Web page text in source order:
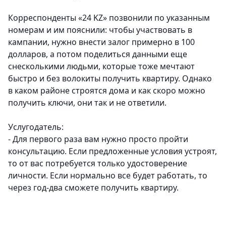
Корреспонденты «24 KZ» позвонили по указанным
номерам и им пояснили: чтобы участвовать в
кампании, нужно внести залог примерно в 100
долларов, а потом поделиться данными еще
cнесколькими людьми, которые тоже мечтают
быстро и без волокиты получить квартиру. Однако
в каком районе строятся дома и как скоро можно
получить ключи, они так и не ответили.
Услугодатель:
- Для первого раза вам нужно просто пройти
консультацию. Если предложенные условия устроят,
то от вас потребуется только удостоверение
личности. Если нормально все будет работать, то
через год-два сможете получить квартиру.